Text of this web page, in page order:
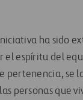
ha sido
el espíritu del
pertenencia, se
personas que